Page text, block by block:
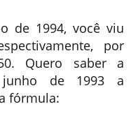
de 1994, você viu
por
Quero saber a
junho de 1993 a
fórmula: